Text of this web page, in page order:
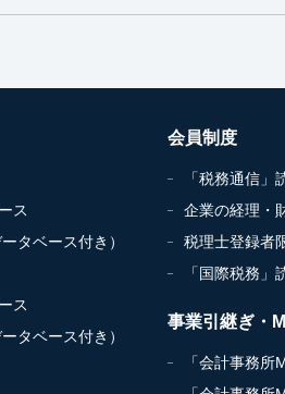
ス
タベース付き）
ス
タベース付き）
会員制度
「税務通信」
企業の経理・
税理士登録者
「国際税務」
事業引継ぎ・
「会計事務所